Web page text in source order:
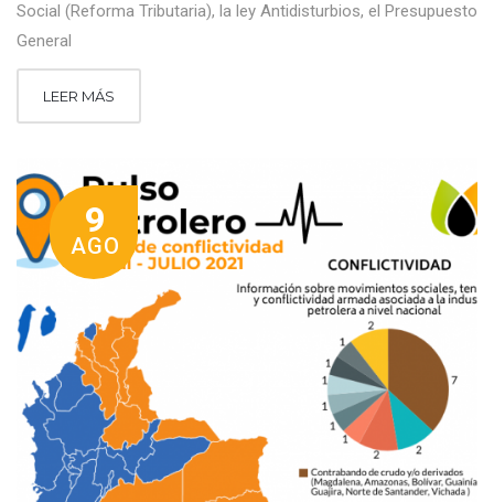
Social (Reforma Tributaria), la ley Antidisturbios, el Presupuesto
General
LEER MÁS
9
AGO